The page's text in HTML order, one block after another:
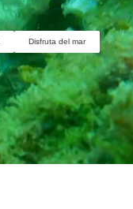
Disfruta del mar